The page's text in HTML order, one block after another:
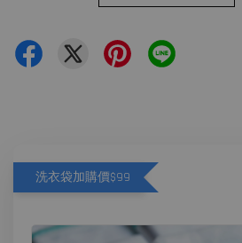
洗衣袋加購價$99